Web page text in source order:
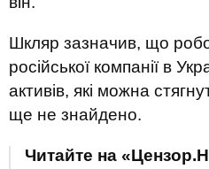
Шкляр зазначив, що
російської компанії в
активів, які можна
ще не знайдено.
Читайте на